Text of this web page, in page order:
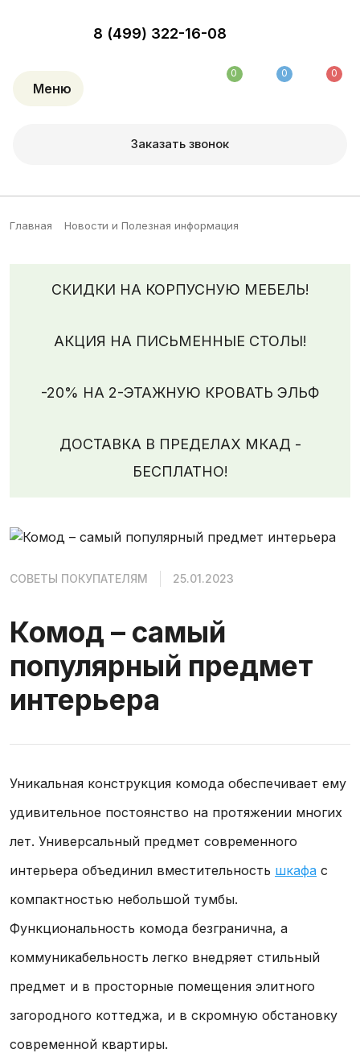
8 (499) 322-16-08
Меню
0 0 0
Заказать звонок
Главная Новости и Полезная информация
СКИДКИ НА КОРПУСНУЮ МЕБЕЛЬ!
АКЦИЯ НА ПИСЬМЕННЫЕ СТОЛЫ!
-20% НА 2-ЭТАЖНУЮ КРОВАТЬ ЭЛЬФ
ДОСТАВКА В ПРЕДЕЛАХ МКАД -
БЕСПЛАТНО!
СОВЕТЫ ПОКУПАТЕЛЯМ 25.01.2023
Комод – самый
популярный предмет
интерьера
Уникальная конструкция комода обеспечивает ему
удивительное постоянство на протяжении многих
лет. Универсальный предмет современного
интерьера объединил вместительность шкафа с
компактностью небольшой тумбы.
Функциональность комода безгранична, а
коммуникабельность легко внедряет стильный
предмет и в просторные помещения элитного
загородного коттеджа, и в скромную обстановку
современной квартиры.